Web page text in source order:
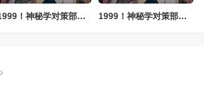
1999！神秘学对策部中配版 1999！神秘学对策部英语